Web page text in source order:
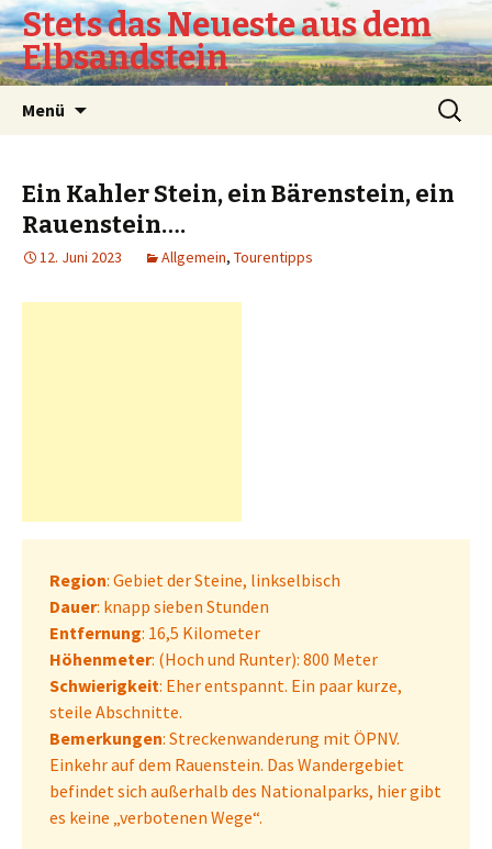
Stets das Neueste aus dem
Elbsandstein
Menü
Suchen
nach:
Ein Kahler Stein, ein Bärenstein, ein
Rauenstein….
12. Juni 2023 Allgemein, Tourentipps
Region: Gebiet der Steine, linkselbisch
Dauer: knapp sieben Stunden
Entfernung: 16,5 Kilometer
Höhenmeter: (Hoch und Runter): 800 Meter
Schwierigkeit: Eher entspannt. Ein paar kurze,
steile Abschnitte.
Bemerkungen: Streckenwanderung mit ÖPNV.
Einkehr auf dem Rauenstein. Das Wandergebiet
befindet sich außerhalb des Nationalparks, hier gibt
es keine „verbotenen Wege“.